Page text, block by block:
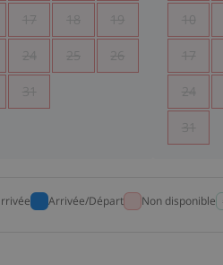
17 18 19
24 25 26
31
10
17
24
31
Arrivée/Départ Non disponible